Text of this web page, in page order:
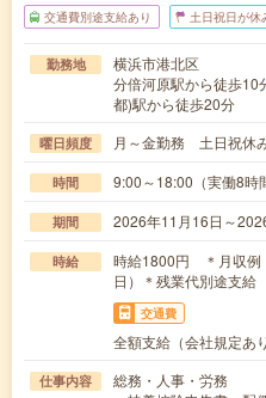
交通費別途支給あり 土日祝日が休
勤務地
横浜市港北区
分倍河原駅から徒歩10
都)駅から徒歩20分
曜日頻度 月～金勤務 土日祝休
時間 9:00～18:00（実働8時
期間 2026年11月16日～
時給
時給1800円 ＊月収例
日）＊残業代別途支給
交通費
全額支給（会社規定あ
仕事内容
総務・人事・労務